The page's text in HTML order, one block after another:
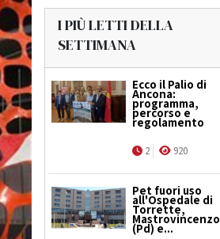
I PIÙ LETTI DELLA
SETTIMANA
Ecco il Palio di
Ancona:
programma,
percorso e
regolamento
2 920
Pet fuori uso
all'Ospedale di
Torrette,
Mastrovincenzo
(Pd) e...